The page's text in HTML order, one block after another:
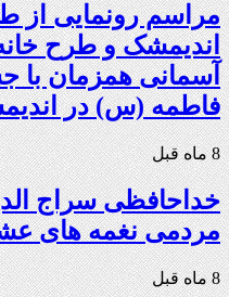
مراسم رونمایی از
اندیمشک و طرح
آسمانی همزمان
فاطمه (س) در
8 ماه قبل
خداحافظی سراج
مردمی نغمه های
8 ماه قبل